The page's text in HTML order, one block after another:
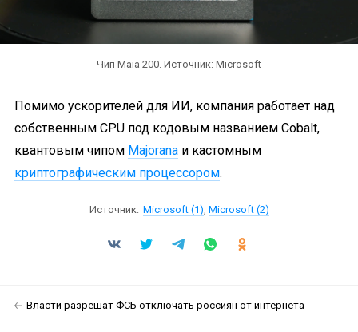
Чип Maia 200. Источник: Microsoft
Помимо ускорителей для ИИ, компания работает над
собственным CPU под кодовым названием Cobalt,
квантовым чипом Majorana и кастомным
криптографическим процессором.
Источник: Microsoft (1), Microsoft (2)
Власти разрешат ФСБ отключать россиян от интернета